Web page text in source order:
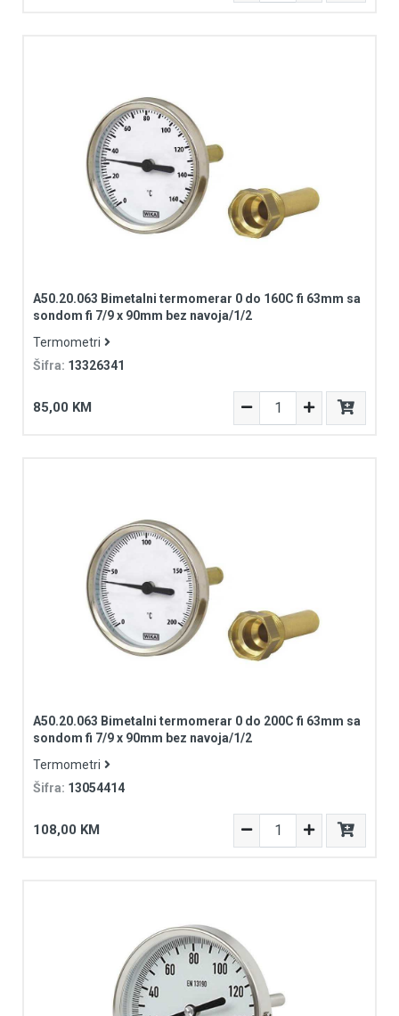
A50.20.063 Bimetalni termomerar 0 do 160C fi 63mm sa
sondom fi 7/9 x 90mm bez navoja/1/2
Termometri
Šifra: 13326341
85,00 KM
A50.20.063 Bimetalni termomerar 0 do 200C fi 63mm sa
sondom fi 7/9 x 90mm bez navoja/1/2
Termometri
Šifra: 13054414
108,00 KM